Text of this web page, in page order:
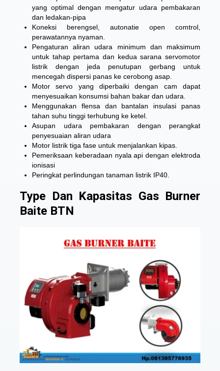
yang optimal dengan mengatur udara pembakaran
dan ledakan-pipa
Koneksi berengsel, autonatie open comtrol,
perawatannya nyaman.
Pengaturan aliran udara minimum dan maksimum
untuk tahap pertama dan kedua sarana servomotor
listrik dengan jeda penutupan gerbang untuk
mencegah dispersi panas ke cerobong asap.
Motor servo yang diperbaiki dengan cam dapat
menyesuaikan konsumsi bahan bakar dan udara.
Menggunakan flensa dan bantalan insulasi panas
tahan suhu tinggi terhubung ke ketel.
Asupan udara pembakaran dengan perangkat
penyesuaian aliran udara
Motor listrik tiga fase untuk menjalankan kipas.
Pemeriksaan keberadaan nyala api dengan elektroda
ionisasi
Peringkat perlindungan tanaman listrik IP40.
Type Dan Kapasitas Gas Burner
Baite BTN